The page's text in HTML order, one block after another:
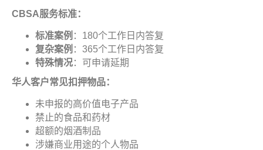
CBSA服务标准：
标准案例 ：180个工作日内答复
复杂案例 ：365个工作日内答复
特殊情况：可申请延期
华人客户常见扣押物品：
未申报的高价值电子产品
禁止的食品和药材
超额的烟酒制品
涉嫌商业用途的个人物品